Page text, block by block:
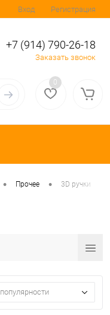
Вход Регистрация
+7 (914) 790-26-18
Заказать звонок
0
• Прочее • 3D ручки
популярности